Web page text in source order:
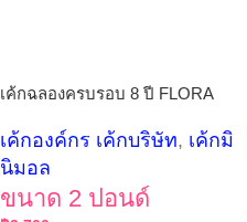
เค้กฉลองครบรอบ 8 ปี FLORA
เค้กองค์กร เค้กบริษัท, เค้กมิ
นิมอล
ขนาด 2 ปอนด์